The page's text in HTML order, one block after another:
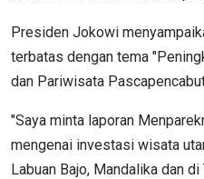
Presiden Jokowi
terbatas dengan tema
dan Pariwisata
"Saya minta laporan
mengenai investasi wisata
Labuan Bajo, Mandalika dan